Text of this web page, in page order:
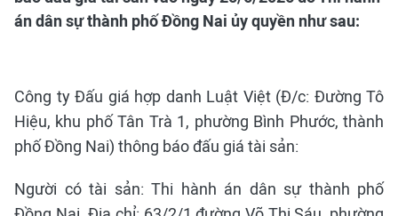
án dân sự thành phố Đồng Nai ủy quyền như sau:
Công ty Đấu giá hợp danh Luật Việt (Đ/c: Đường Tô
Hiệu, khu phố Tân Trà 1, phường Bình Phước, thành
phố Đồng Nai) thông báo đấu giá tài sản:
Người có tài sản: Thi hành án dân sự thành phố